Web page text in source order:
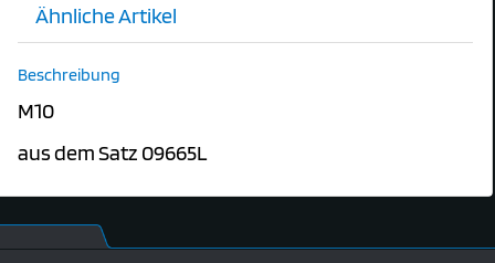
Ähnliche Artikel
Beschreibung
M10
aus dem Satz 09665L